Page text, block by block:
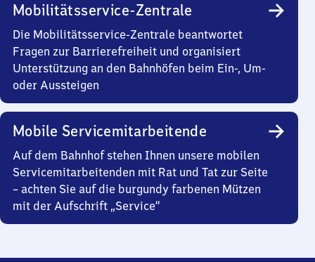
Mobilitätsservice-Zentrale
Die Mobilitätsservice-Zentrale beantwortet
Fragen zur Barrierefreiheit und organisiert
Unterstützung an den Bahnhöfen beim Ein-, Um-
oder Aussteigen
Mobile Servicemitarbeitende
Auf dem Bahnhof stehen Ihnen unsere mobilen
Servicemitarbeitenden mit Rat und Tat zur Seite
– achten Sie auf die burgundy farbenen Mützen
mit der Aufschrift „Service“